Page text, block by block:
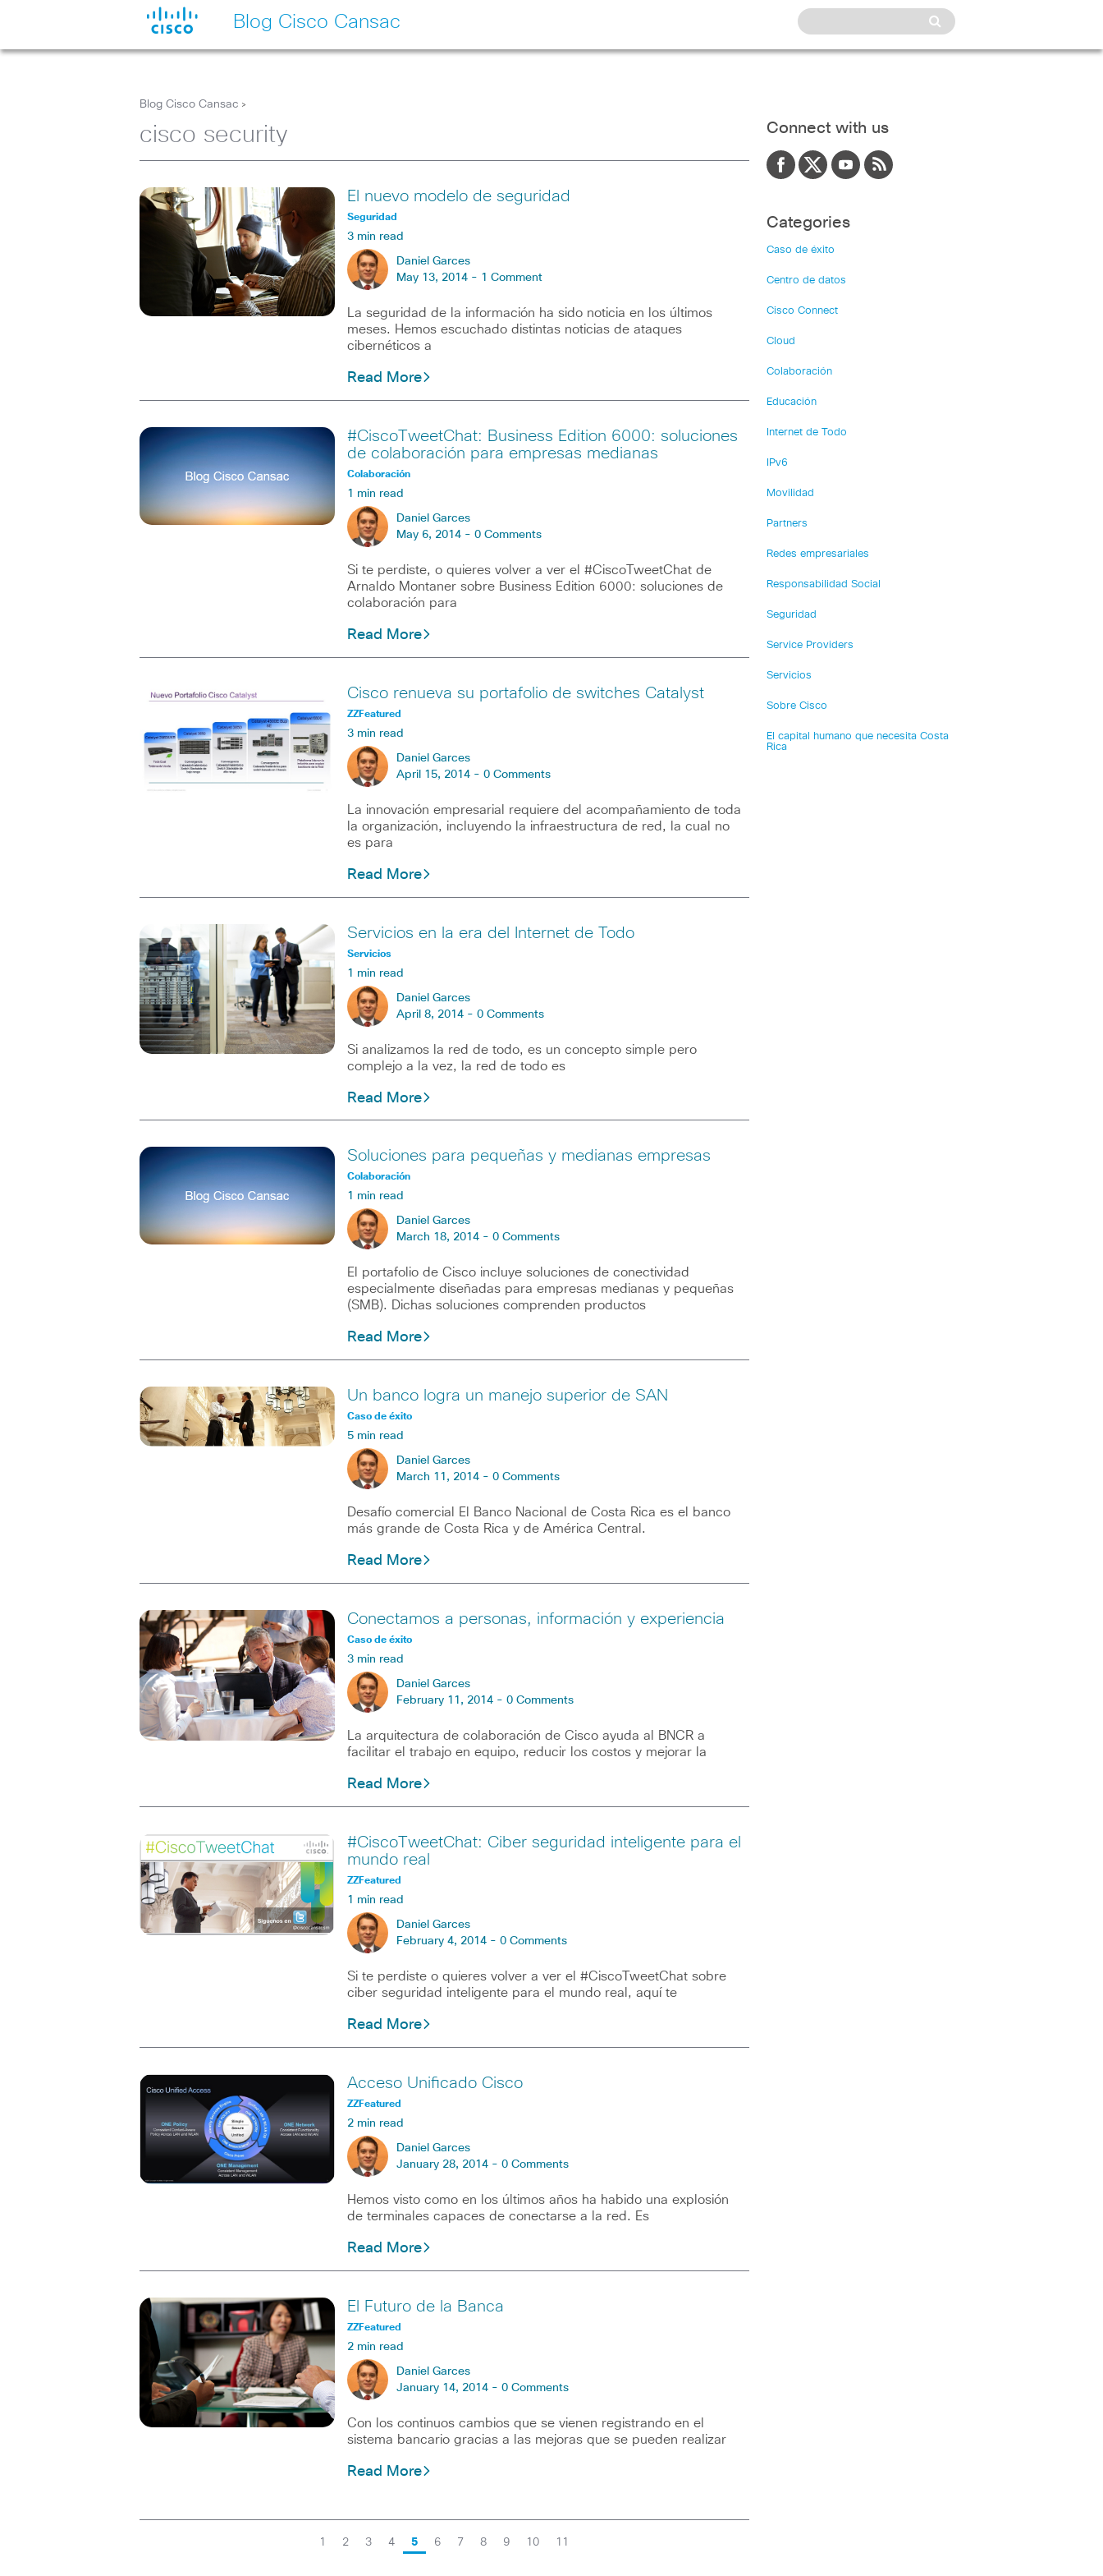
Blog Cisco Cansac
Blog Cisco Cansac >
cisco security
El nuevo modelo de seguridad
Seguridad
3 min read
Daniel Garces
May 13, 2014 - 1 Comment
La seguridad de la información ha sido noticia en los últimos
meses. Hemos escuchado distintas noticias de ataques
cibernéticos a
Read More
#CiscoTweetChat: Business Edition 6000: soluciones
de colaboración para empresas medianas
Colaboración
1 min read
Daniel Garces
May 6, 2014 - 0 Comments
Si te perdiste, o quieres volver a ver el #CiscoTweetChat de
Arnaldo Montaner sobre Business Edition 6000: soluciones de
colaboración para
Read More
Cisco renueva su portafolio de switches Catalyst
ZZFeatured
3 min read
Daniel Garces
April 15, 2014 - 0 Comments
La innovación empresarial requiere del acompañamiento de toda
la organización, incluyendo la infraestructura de red, la cual no
es para
Read More
Servicios en la era del Internet de Todo
Servicios
1 min read
Daniel Garces
April 8, 2014 - 0 Comments
Si analizamos la red de todo, es un concepto simple pero
complejo a la vez, la red de todo es
Read More
Soluciones para pequeñas y medianas empresas
Colaboración
1 min read
Daniel Garces
March 18, 2014 - 0 Comments
El portafolio de Cisco incluye soluciones de conectividad
especialmente diseñadas para empresas medianas y pequeñas
(SMB). Dichas soluciones comprenden productos
Read More
Un banco logra un manejo superior de SAN
Caso de éxito
5 min read
Daniel Garces
March 11, 2014 - 0 Comments
Desafío comercial El Banco Nacional de Costa Rica es el banco
más grande de Costa Rica y de América Central.
Read More
Conectamos a personas, información y experiencia
Caso de éxito
3 min read
Daniel Garces
February 11, 2014 - 0 Comments
La arquitectura de colaboración de Cisco ayuda al BNCR a
facilitar el trabajo en equipo, reducir los costos y mejorar la
Read More
#CiscoTweetChat: Ciber seguridad inteligente para el
mundo real
ZZFeatured
1 min read
Daniel Garces
February 4, 2014 - 0 Comments
Si te perdiste o quieres volver a ver el #CiscoTweetChat sobre
ciber seguridad inteligente para el mundo real, aquí te
Read More
Acceso Unificado Cisco
ZZFeatured
2 min read
Daniel Garces
January 28, 2014 - 0 Comments
Hemos visto como en los últimos años ha habido una explosión
de terminales capaces de conectarse a la red. Es
Read More
El Futuro de la Banca
ZZFeatured
2 min read
Daniel Garces
January 14, 2014 - 0 Comments
Con los continuos cambios que se vienen registrando en el
sistema bancario gracias a las mejoras que se pueden realizar
Read More
1 2 3 4 5 6 7 8 9 10 11
Connect with us
Categories
Caso de éxito
Centro de datos
Cisco Connect
Cloud
Colaboración
Educación
Internet de Todo
IPv6
Movilidad
Partners
Redes empresariales
Responsabilidad Social
Seguridad
Service Providers
Servicios
Sobre Cisco
El capital humano que necesita Costa
Rica